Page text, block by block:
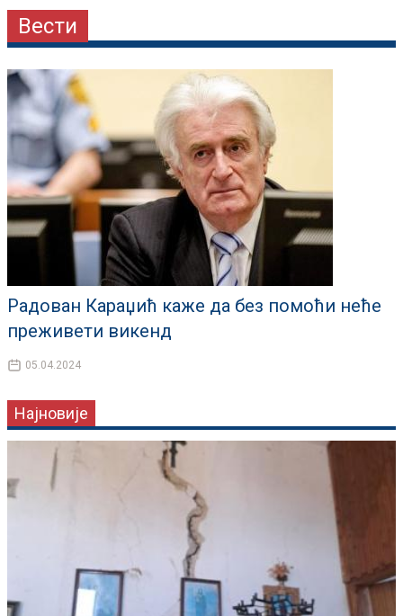
Вести
Радован Караџић каже да без помоћи неће
преживети викенд
05.04.2024
Најновије